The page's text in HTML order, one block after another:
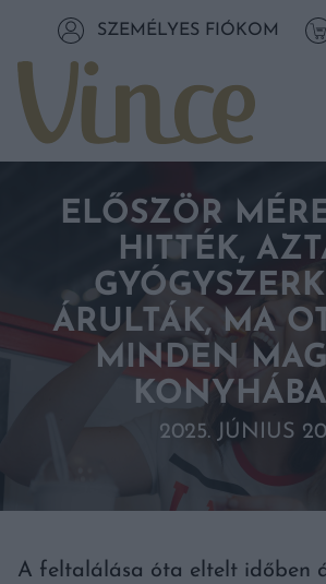
Tovább a tartalomhozSZEMÉLYES FIÓKOM
ELŐSZÖR
HITTÉK,
ÁRULTÁK, MA
MINDEN
2025. JÚNIUS
A feltalálása óta eltelt időben